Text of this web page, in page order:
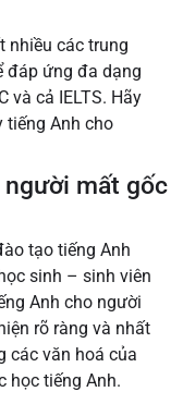
nhiều các trung
đáp ứng đa dạng
và cả IELTS. Hãy
tiếng Anh cho
người mất gốc
tạo tiếng Anh
sinh – sinh viên
Anh cho người
rõ ràng và nhất
các văn hoá của
học tiếng Anh.